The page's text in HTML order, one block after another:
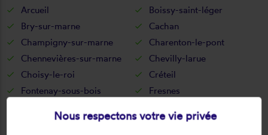
Arcueil
Boissy-saint-léger
Bry-sur-marne
Cachan
Champigny-sur-marne
Charenton-le-pont
Chennevières-sur-marne
Chevilly-larue
Choisy-le-roi
Créteil
Fontenay-sous-bois
Fresnes
Joinville-le-pont
La queue-en-brie
Nous respectons votre vie privée